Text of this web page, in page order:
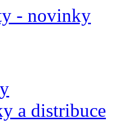
- novinky
a distribuce